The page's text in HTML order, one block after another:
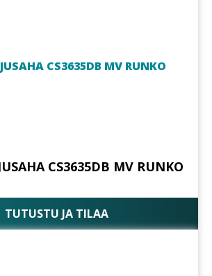
CS3635DB MV RUNKO
TUTUSTU JA TILAA